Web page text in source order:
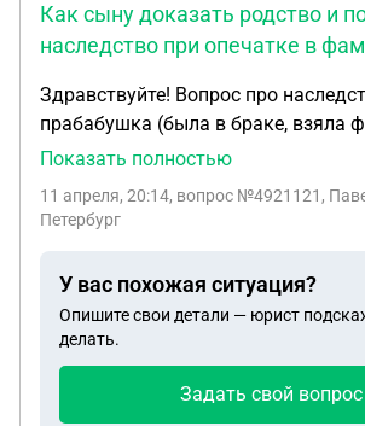
Как сыну доказать родство и
наследство при опечатке в
Здравствуйте! Вопрос про
прабабушка (была в браке, взяла
мужа), у нее есть сын и дочь.
при рождении сына в
документах сына стоит
Теперь сын не может получить
сути единственным наследником
верной фамилией. Завещания не
прабабушка сделала дарственные
Показать полностью
11 апреля, 20:14, вопрос №4921121,
Петербург
У вас похожая ситуация?
Опишите свои детали — юрист
делать.
Задать свой вопрос